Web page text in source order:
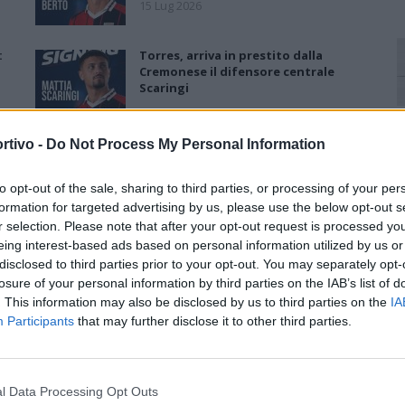
- Do Not Process My Personal Information
opt-out of the sale, sharing to third parties, or processing of your
for targeted advertising by us, please use the below opt-out
selection. Please note that after your opt-out request is processed
interest-based ads based on personal information utilized by us
to third parties prior to your opt-out. You may separately
of your personal information by third parties on the IAB’s list of
This information may also be disclosed by us to third parties on the
Participants that may further disclose it to other third parties.
Data Processing Opt Outs
15 Lug 2026
Torres, arriva in prestito dalla
Cremonese il difensore centrale
Scaringi
10 Lug 2026
7 Lug 2026
Torres, Greco confermato e
contratto fino al 2028: «Ha
dimostrato attaccamento e valori
importanti»
23 Giu 2026